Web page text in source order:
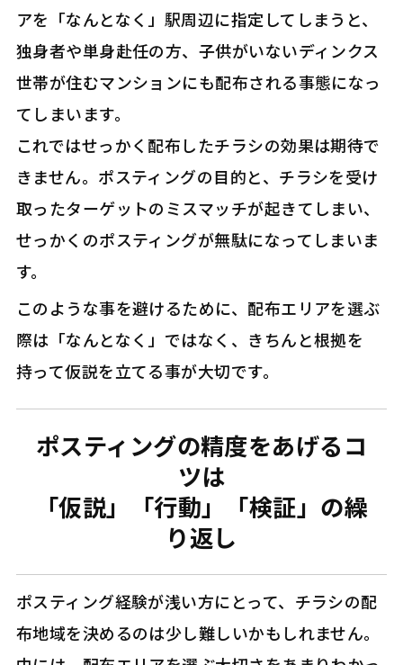
アを「なんとなく」駅周辺に指定してしまうと、
独身者や単身赴任の方、子供がいないディンクス
世帯が住むマンションにも配布される事態になっ
てしまいます。
これではせっかく配布したチラシの効果は期待で
きません。ポスティングの目的と、チラシを受け
取ったターゲットのミスマッチが起きてしまい、
せっかくのポスティングが無駄になってしまいま
す。
このような事を避けるために、配布エリアを選ぶ
際は「なんとなく」ではなく、きちんと根拠を
持って仮説を立てる事が大切です。
ポスティングの精度をあげるコ
ツは
「仮説」「行動」「検証」の繰
り返し
ポスティング経験が浅い方にとって、チラシの配
布地域を決めるのは少し難しいかもしれません。